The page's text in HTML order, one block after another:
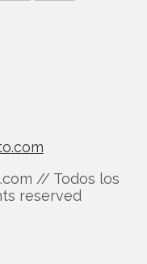
// Todos los
reserved